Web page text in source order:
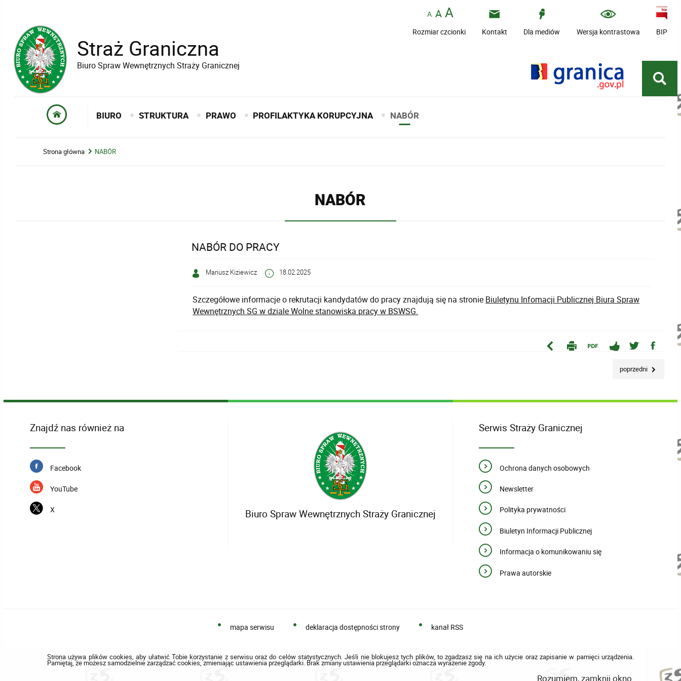
Straż Graniczna
Biuro Spraw Wewnętrznych Straży Granicznej
Rozmiar czcionki Kontakt Dla mediów Wersja kontrastowa BIP
BIURO STRUKTURA PRAWO PROFILAKTYKA KORUPCYJNA NABÓR
Strona główna NABÓR
NABÓR
NABÓR DO PRACY
Mariusz Kiziewicz 18.02.2025
Szczegółowe informacje o rekrutacji kandydatów do pracy znajdują się na stronie Biuletynu Infomacji Publicznej Biura Spraw
Wewnętrznych SG w dziale Wolne stanowiska pracy w BSWSG.
poprzedni
Znajdź nas również na
Facebook
YouTube
X Biuro Spraw Wewnętrznych Straży Granicznej
Serwis Straży Granicznej
Ochrona danych osobowych
Newsletter
Polityka prywatności
Biuletyn Informacji Publicznej
Informacja o komunikowaniu się
Prawa autorskie
mapa serwisu deklaracja dostępności strony kanał RSS
Strona używa plików cookies, aby ułatwić Tobie korzystanie z serwisu oraz do celów statystycznych. Jeśli nie blokujesz tych plików, to zgadzasz się na ich użycie oraz zapisanie w pamięci urządzenia.
Pamiętaj, że możesz samodzielnie zarządzać cookies, zmieniając ustawienia przeglądarki. Brak zmiany ustawienia przeglądarki oznacza wyrażenie zgody.
Rozumiem, zamknij okno.